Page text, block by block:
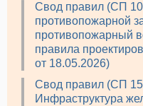
Свод правил (СП
противопожарной
противопожарный
правила
от 18.05.2026)
Свод правил (СП
Инфраструктура